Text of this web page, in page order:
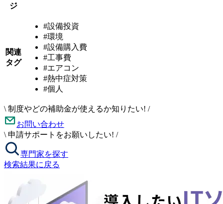
ジ
関連
タグ
#設備投資
#環境
#設備購入費
#工事費
#エアコン
#熱中症対策
#個人
\ 制度やどの補助金が使えるか知りたい! /
お問い合わせ
\ 申請サポートをお願いしたい! /
専門家を探す
検索結果に戻る